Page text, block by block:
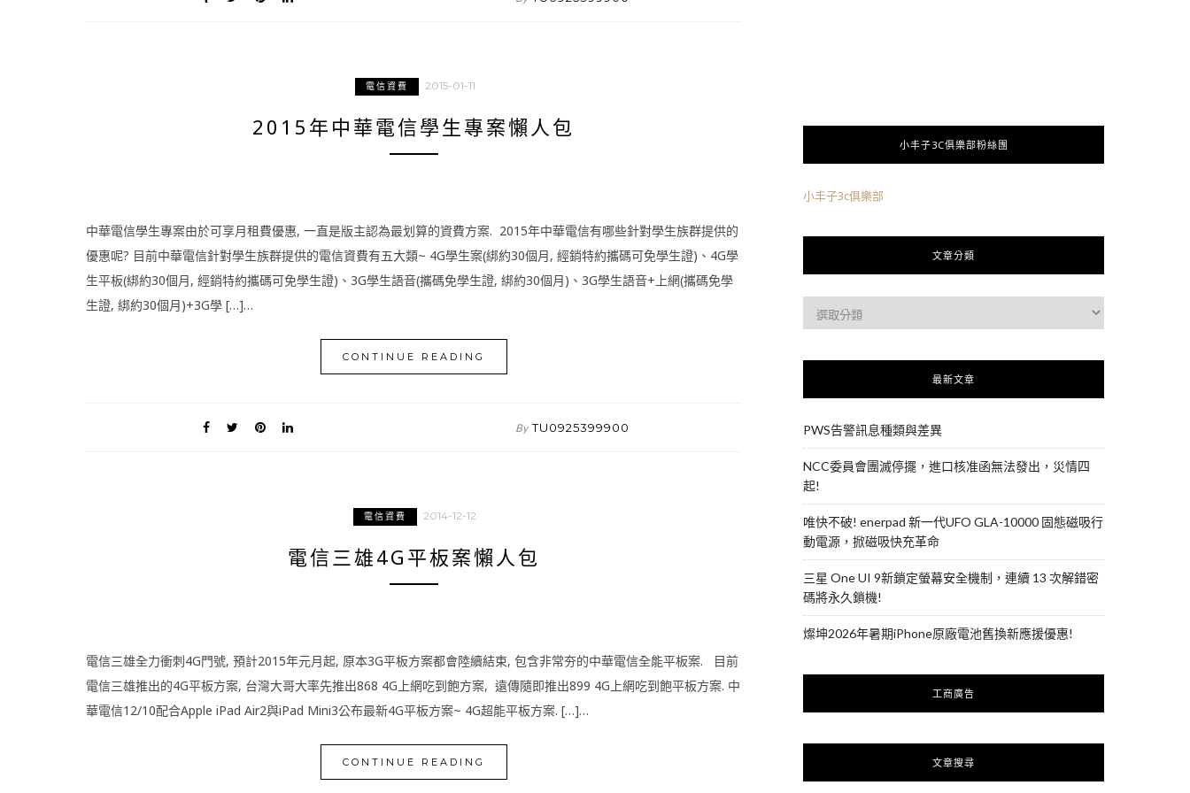
電信資費 2015-01-11
2015年中華電信學生專案懶人包
中華電信學生專案由於可享月租費優惠, 一直是版主認為最划算的資費方案. 2015年中華電信有哪些針對學生族群提供的
優惠呢? 目前中華電信針對學生族群提供的電信資費有五大類~ 4G學生案(綁約30個月, 經銷特約攜碼可免學生證)、4G學
生平板(綁約30個月, 經銷特約攜碼可免學生證)、3G學生語音(攜碼免學生證, 綁約30個月)、3G學生語音+上網(攜碼免學
生證, 綁約30個月)+3G學 […]…
CONTINUE READING
By TU0925399900
電信資費 2014-12-12
電信三雄4G平板案懶人包
電信三雄全力衝刺4G門號, 預計2015年元月起, 原本3G平板方案都會陸續結束, 包含非常夯的中華電信全能平板案. 目前
電信三雄推出的4G平板方案, 台灣大哥大率先推出868 4G上網吃到飽方案, 遠傳隨即推出899 4G上網吃到飽平板方案. 中
華電信12/10配合Apple iPad Air2與iPad Mini3公布最新4G平板方案~ 4G超能平板方案. […]…
CONTINUE READING
小丰子3C俱樂部粉絲團
小丰子3c俱樂部
文章分類
最新文章
PWS告警訊息種類與差異
NCC委員會團滅停擺，進口核准函無法發出，災情四
起!
唯快不破! enerpad 新一代UFO GLA-10000 固態磁吸行
動電源，掀磁吸快充革命
三星 One UI 9新鎖定螢幕安全機制，連續 13 次解錯密
碼將永久鎖機!
燦坤2026年暑期iPhone原廠電池舊換新應援優惠!
工商廣告
文章搜尋